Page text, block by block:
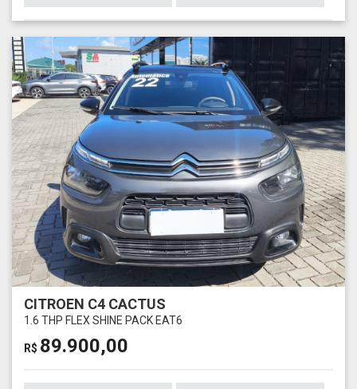
CITROEN C4 CACTUS
1.6 THP FLEX SHINE PACK EAT6
R$ 89.900,00